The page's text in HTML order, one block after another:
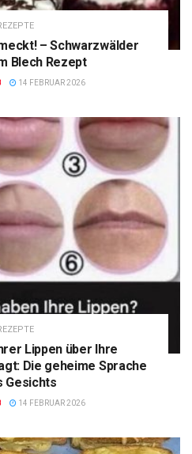
– Schwarzwälder
Blech Rezept
14 FEBRUAR 2026
Lippen über Ihre
Die geheime Sprache
Gesichts
14 FEBRUAR 2026